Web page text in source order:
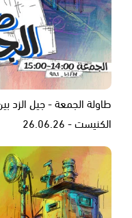
طاولة الجمعة - جيل الزد
الكنيست - 26.06.26